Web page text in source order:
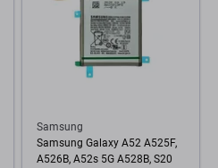
Samsung
Samsung Galaxy A52 A525F,
A526B, A52s 5G A528B, S20